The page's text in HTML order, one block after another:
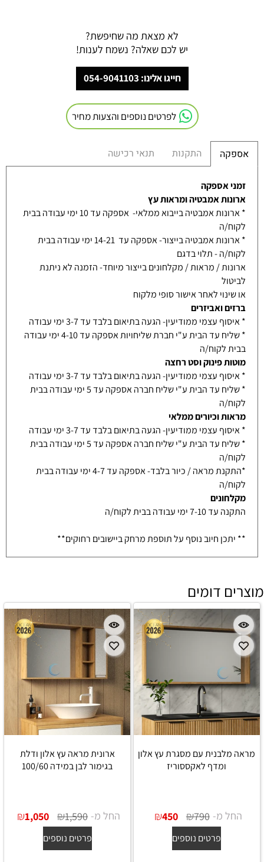
לא מצאת מה שחיפשת?
יש לכם שאלה? נשמח לענות!
חייגו אלינו: 054-9041103
לפרטים נוספים והצעות מחיר
אספקה התקנות תנאי רכישה
זמני אספקה
ארונות אמבטיה ומראות עץ
* ארונות אמבטיה בייבוא ממלאי- אספקה עד 10 ימי עבודה בבית
לקוח/ה
* ארונות אמבטיה בייצור- אספקה עד 14-21 ימי עבודה בבית
לקוח/ה - תלוי בדגם
ארונות / מראות / מקלחונים בייצור מיוחד- הזמנה לא ניתנת
לביטול
או שינוי לאחר אישור סופי מלקוח
ברזים ואביזרים
* איסוף עצמי ממודיעין- הגעה בתיאום בלבד עד 3-7 ימי עבודה
* שליח עד הבית ע"י חברת שליחויות אספקה עד 4-10 ימי עבודה
בבית לקוח/ה
מוטות פינוק וסט רחצה
* איסוף עצמי ממודיעין- הגעה בתיאום בלבד עד 3-7 ימי עבודה
* שליח עד הבית ע"י שליח חברה אספקה עד 5 ימי עבודה בבית
לקוח/ה
מראות וכיורים ממלאי
* איסוף עצמי ממודיעין- הגעה בתיאום בלבד עד 3-7 ימי עבודה
* שליח עד הבית ע"י שליח חברה אספקה עד 5 ימי עבודה בבית
לקוח/ה
*התקנת מראה / כיור בלבד- אספקה עד 4-7 ימי עבודה בבית
לקוח/ה
מקלחונים
התקנה עד 7-10 ימי עבודה בבית לקוח/ה
** יתכן חיוב נוסף על תוספת מרחק ביישובים רחוקים**
מוצרים דומים
מראה מלבנית עם מסגרת עץ אלון
ומדף לאקססוריז
החל מ- ₪790
₪450
פרטים נוספים
ארונית מראה עץ אלון ודלת
בגימור לבן במידה 100/60
החל מ- ₪1,590
₪1,050
פרטים נוספים